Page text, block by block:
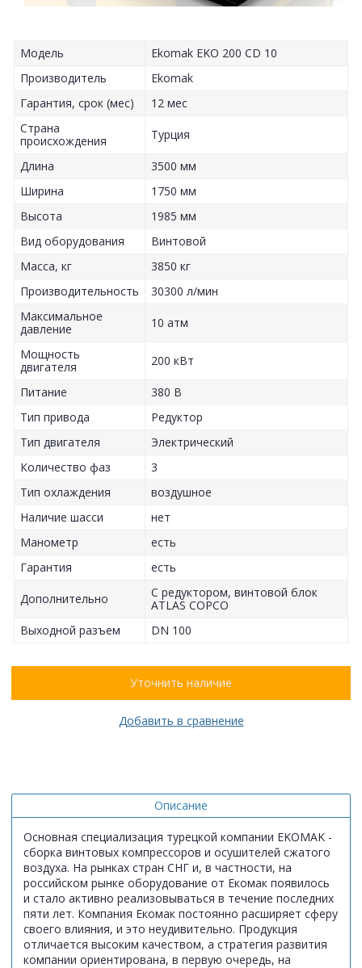
Модель
Ekomak EKO 200 CD 10
Производитель
Ekomak
Гарантия, срок (мес)
12 мес
Страна
происхождения
Турция
Длина
3500 мм
Ширина
1750 мм
Высота
1985 мм
Вид оборудования
Винтовой
Масса, кг
3850 кг
Производительность
30300 л/мин
Максимальное
давление
10 атм
Мощность
двигателя
200 кВт
Питание
380 В
Тип привода
Редуктор
Тип двигателя
Электрический
Количество фаз
3
Тип охлаждения
воздушное
Наличие шасси
нет
Манометр
есть
Гарантия
есть
Дополнительно
С редуктором, винтовой блок
ATLAS COPCO
Выходной разъем
DN 100
Уточнить наличие
Добавить в сравнение
Описание
Основная специализация турецкой компании EKOMAK -
сборка винтовых компрессоров и осушителей сжатого
воздуха. На рынках стран СНГ и, в частности, на
российском рынке оборудование от Екомак появилось
и стало активно реализовываться в течение последних
пяти лет. Компания Екомак постоянно расширяет сферу
своего влияния, и это неудивительно. Продукция
отличается высоким качеством, а стратегия развития
компании ориентирована, в первую очередь, на